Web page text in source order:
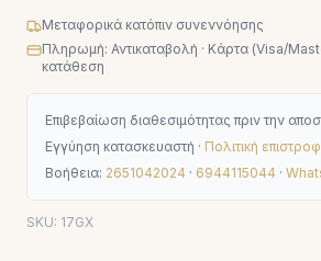
Μεταφορικά κατόπιν συνεννόησης
Πληρωμή: Αντικαταβολή · Κάρτα (Visa/
κατάθεση
Επιβεβαίωση διαθεσιμότητας πριν την
Εγγύηση κατασκευαστή · Πολιτική
Βοήθεια: 2651042024 · 6944115044 ·
SKU: 17GX